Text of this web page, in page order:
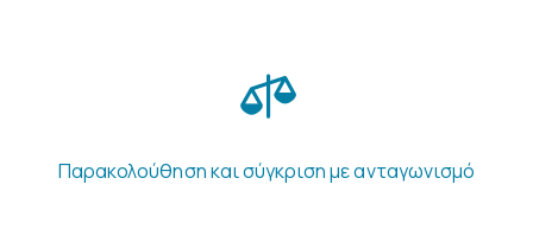
Παρακολούθηση και σύγκριση με ανταγωνισμό